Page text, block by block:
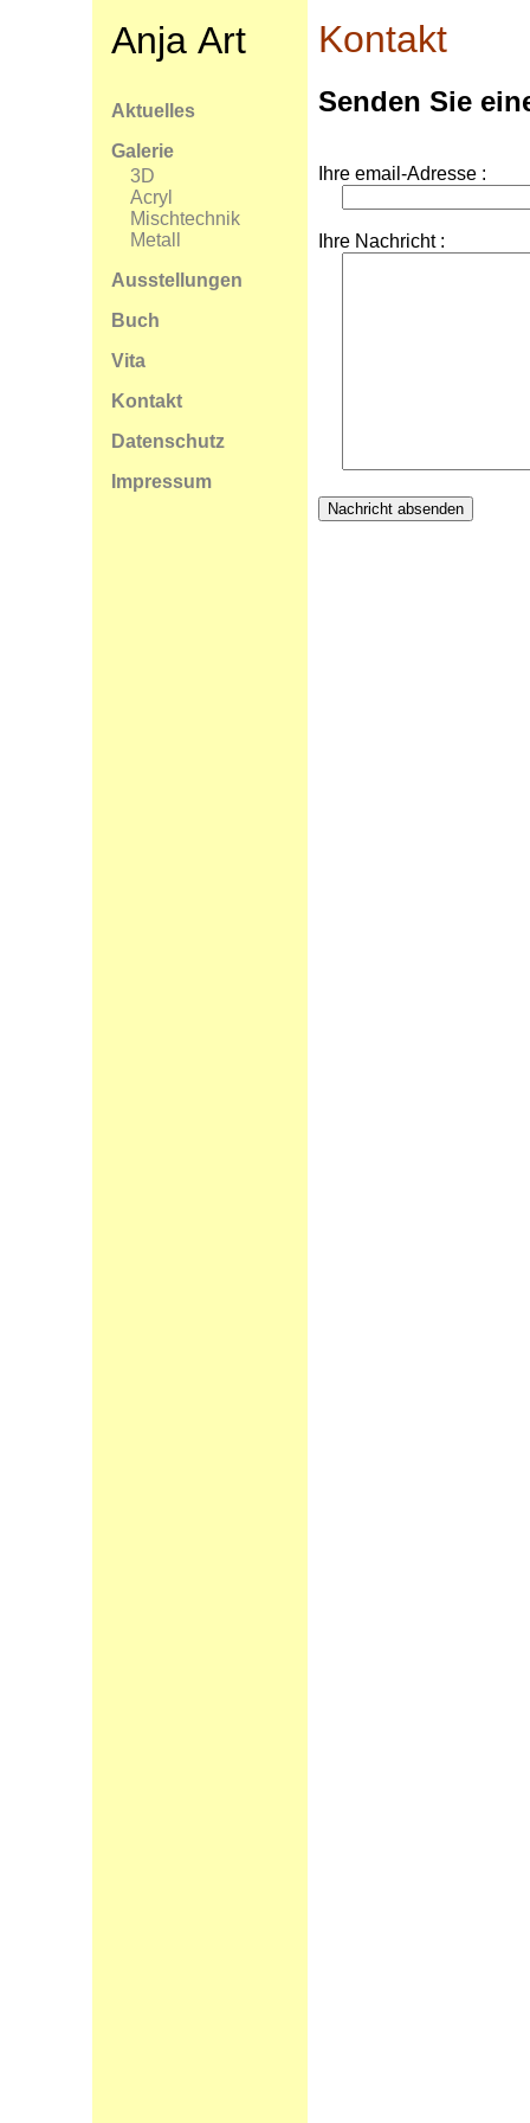
Anja Art
Aktuelles
Galerie
3D
Acryl
Mischtechnik
Metall
Ausstellungen
Buch
Vita
Kontakt
Datenschutz
Impressum
Kontakt
Senden Sie
Ihre email-Adresse :
Ihre Nachricht :